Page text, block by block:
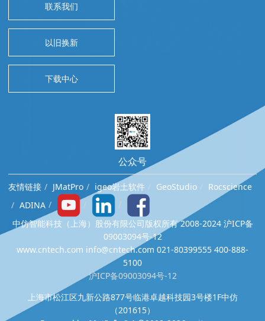
联系我们
以旧换新
下载中心
公众号
友情链接 JMatPro igeo岩土软件 GeoStudio
Rocscience
ADINA
中仿智能科技（上海）股份有限公司版权所有 2008-2024 沪ICP备
09003094号-12
www.cntech.com info@cntech.com 021-80399555 400-888-
5100
沪ICP备09003094号-12
上海市松江区九新公路877号临港卓越科技园3号楼1F中仿
（201615）